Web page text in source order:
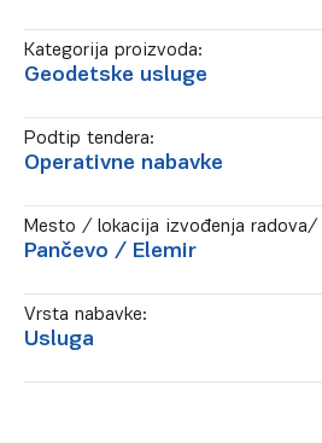
Kategorija proizvoda:
Geodetske usluge
Podtip tendera:
Operativne nabavke
Mesto / lokacija izvođenja radova/
Pančevo / Elemir
Vrsta nabavke:
Usluga